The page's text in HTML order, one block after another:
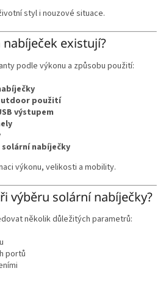
styl i nouzové situace.
nabíječek existují?
podle výkonu a způsobu použití:
použití
výstupem
nabíječky
výkonu, velikosti a mobility.
výběru solární nabíječky?
několik důležitých parametrů:
portů